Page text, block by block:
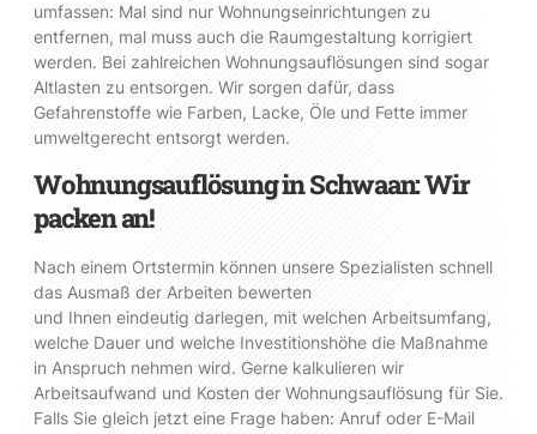
umfassen: Mal sind nur Wohnungseinrichtungen zu
entfernen, mal muss auch die Raumgestaltung korrigiert
werden. Bei zahlreichen Wohnungsauflösungen sind sogar
Altlasten zu entsorgen. Wir sorgen dafür, dass
Gefahrenstoffe wie Farben, Lacke, Öle und Fette immer
umweltgerecht entsorgt werden.
Wohnungsauflösung in Schwaan: Wir
packen an!
Nach einem Ortstermin können unsere Spezialisten schnell
das Ausmaß der Arbeiten bewerten
und Ihnen eindeutig darlegen, mit welchen Arbeitsumfang,
welche Dauer und welche Investitionshöhe die Maßnahme
in Anspruch nehmen wird. Gerne kalkulieren wir
Arbeitsaufwand und Kosten der Wohnungsauflösung für Sie.
Falls Sie gleich jetzt eine Frage haben: Anruf oder E-Mail